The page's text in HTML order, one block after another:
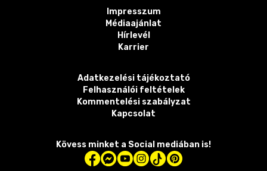
Impresszum
Médiaajánlat
Hírlevél
Karrier
Adatkezelési tájékoztató
Felhasználói feltételek
Kommentelési szabályzat
Kapcsolat
Kövess minket a Social mediában is!